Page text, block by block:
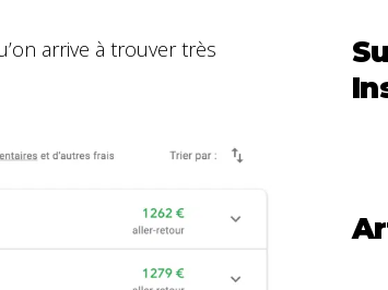
arrive à trouver très